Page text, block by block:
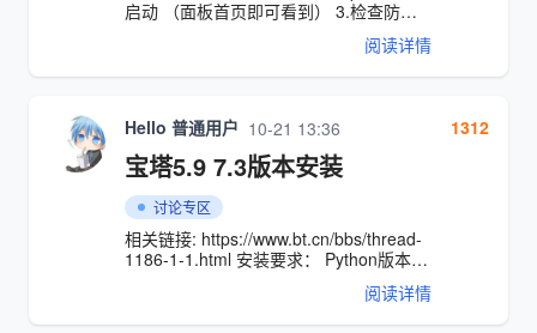
启动 （面板首页即可看到） 3.检查防火
墙20端口 ftp 21端口及被动端口39000 -
40000是否放行 （如是腾讯云/阿里云等
还需检查安全组） 4.是否主动/被动模式
6.修改ftp配置文件 将ForcePassiveIP前
面的#去掉 将192.168.0.1替换成你服务器
的外网IP
阅读详情
Hello 普通用户 10-21 13:36
宝塔5.9 7.3版本安装
讨论专区
相关链接: https://www.bt.cn/bbs/thread-
1186-1-1.html 安装要求： Python版本：
2.6/2.7（安装宝塔时会自动安装） 内
存：128M以上，推荐512M以上（纯面板
约占系统10M内存） 硬盘：100M以上可
阅读详情
1312